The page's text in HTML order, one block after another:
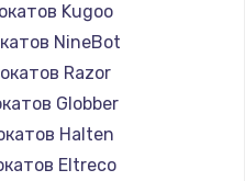
Kugoo
NineBot
Razor
Globber
Halten
Eltreco